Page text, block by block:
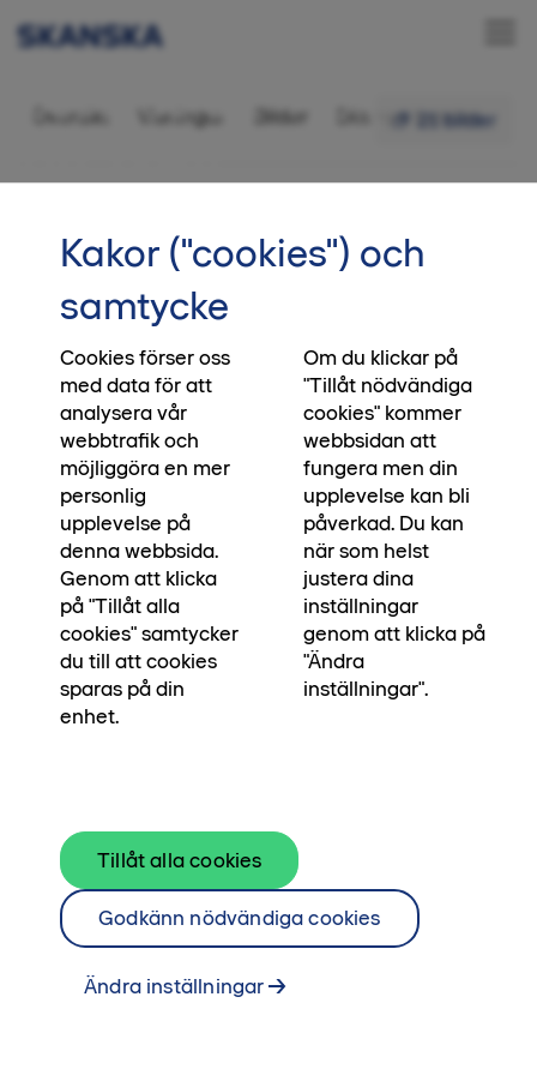
21 bilder
Bostadsrätt 4 rok,
Översikt Visningar Bilder Ditt nya kvarter
Verkstan är nu slutsålt
Alla lägenheter är nu slutsålda i kvarteret
Verkstan. Är det så att du fortfarande letar efter
din nya hemdröm i Umeå, anmäl ditt intresse för
vårt kommande kvarter Guldkanten.
Läs mer om det nya kvarteret Guldkanten
Välkommen in i denna rymliga gavelfyra med
ett fantastiskt ljusinsläpp från fönster i tre
väderstreck. Här har du tillgång till två badrum
och två generösa balkonger i perfekt söderläge
som gör det lätt att njuta av livet.
Kakor ("cookies") och
samtycke
Cookies förser oss
med data för att
analysera vår
webbtrafik och
möjliggöra en mer
personlig
upplevelse på
denna webbsida.
Genom att klicka
på "Tillåt alla
cookies" samtycker
du till att cookies
sparas på din
enhet.
Om du klickar på
"Tillåt nödvändiga
cookies" kommer
webbsidan att
fungera men din
upplevelse kan bli
påverkad. Du kan
när som helst
justera dina
inställningar
genom att klicka på
"Ändra
inställningar".
Ändra inställningar
Godkänn nödvändiga cookies
Tillåt alla cookies